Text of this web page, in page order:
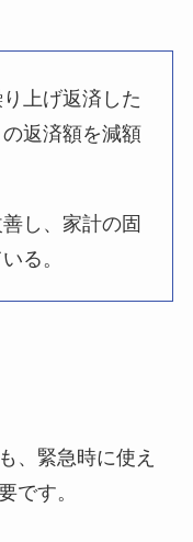
上げ返済した
返済額を減額
し、家計の固
る。
、緊急時に使え
です。